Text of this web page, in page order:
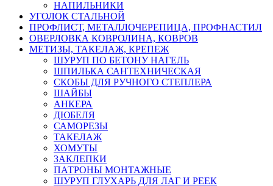
НАПИЛЬНИКИ
УГОЛОК СТАЛЬНОЙ
ПРОФЛИСТ, МЕТАЛЛОЧЕРЕПИЦА, ПРОФНАСТИЛ
ОВЕРЛОВКА КОВРОЛИНА, КОВРОВ
МЕТИЗЫ, ТАКЕЛАЖ, КРЕПЕЖ
ШУРУП ПО БЕТОНУ НАГЕЛЬ
ШПИЛЬКА САНТЕХНИЧЕСКАЯ
СКОБЫ ДЛЯ РУЧНОГО СТЕПЛЕРА
ШАЙБЫ
АНКЕРА
ДЮБЕЛЯ
САМОРЕЗЫ
ТАКЕЛАЖ
ХОМУТЫ
ЗАКЛЕПКИ
ПАТРОНЫ МОНТАЖНЫЕ
ШУРУП ГЛУХАРЬ ДЛЯ ЛАГ И РЕЕК